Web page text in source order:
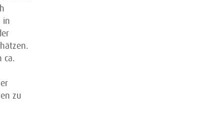
in
ca.
zu